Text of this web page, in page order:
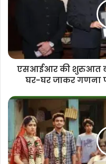
एसआईआर की शुरुआत
घर-घर जाकर गणना